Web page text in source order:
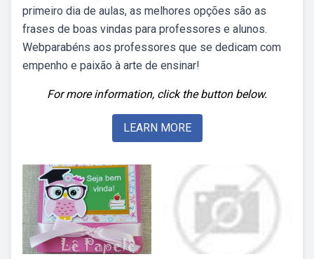
primeiro dia de aulas, as melhores opções são as
frases de boas vindas para professores e alunos.
Webparabéns aos professores que se dedicam com
empenho e paixão à arte de ensinar!
For more information, click the button below.
LEARN MORE